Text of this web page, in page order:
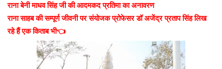
राना बेनी माधव सिंह जी की आदमकद प्रतिमा का अनावरण
राना साहब की सम्पूर्ण जीवनी पर संयोजक प्रोफेसर डॉ अजेंद्र प्रताप सिंह लिख
रहे हैं एक किताब भी👈